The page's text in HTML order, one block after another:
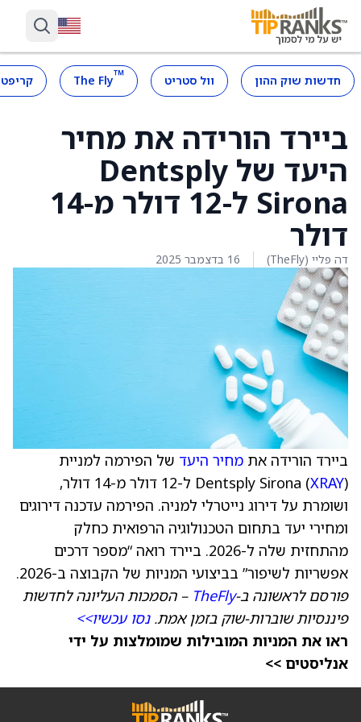
חדשות שוק ההון וול סטריט ™
The Fly
ביירד הורידה את מחיר
היעד של Dentsply
Sirona ל-12 דולר מ-14
דולר
דה פליי (TheFly) 16 בדצמבר 2025
ביירד הורידה את מחיר היעד של הפירמה למניית
Dentsply Sirona (XRAY
) ל-12 דולר מ-14 דולר,
ושומרת על דירוג נייטרלי למניה. הפירמה עדכנה דירוגים
ומחירי יעד בתחום הטכנולוגיה הרפואית כחלק
מהתחזית שלה ל-2026. ביירד רואה “מספר דרכים
אפשריות לשיפור” בביצועי המניות של הקבוצה ב-2026.
פורסם לראשונה ב-TheFly – הסמכות העליונה לחדשות
פיננסיות שוברות-שוק בזמן אמת.נסו עכשיו>>
ראו את המניות המובילות שמומלצות על ידי
אנליסטים >>